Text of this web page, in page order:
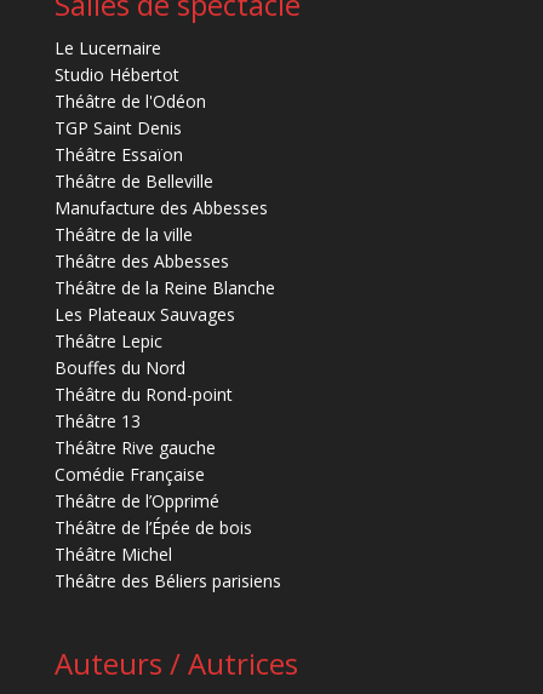
Le Lucernaire
Studio Hébertot
Théâtre de l'Odéon
TGP Saint Denis
Théâtre Essaïon
Théâtre de Belleville
Manufacture des Abbesses
Théâtre de la ville
Théâtre des Abbesses
Théâtre de la Reine Blanche
Les Plateaux Sauvages
Théâtre Lepic
Bouffes du Nord
Théâtre du Rond-point
Théâtre 13
Théâtre Rive gauche
Comédie Française
Théâtre de l’Opprimé
Théâtre de l’Épée de bois
Théâtre Michel
Théâtre des Béliers parisiens
Auteurs / Autrices